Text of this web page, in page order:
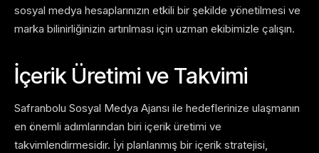
sosyal medya hesaplarınızın etkili bir şekilde yönetilmesi ve
marka bilinirliğinizin artırılması için uzman ekibimizle çalışın.
İçerik Üretimi ve Takvimi
Safranbolu Sosyal Medya Ajansı ile hedeflerinize ulaşmanın
en önemli adımlarından biri içerik üretimi ve
takvimlendirmesidir. İyi planlanmış bir içerik stratejisi,